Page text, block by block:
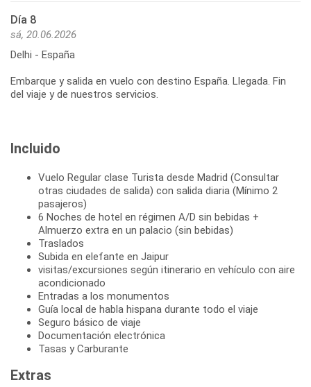
Día 8
sá, 20.06.2026
Delhi - España
Embarque y salida en vuelo con destino España. Llegada. Fin
del viaje y de nuestros servicios.
Incluido
Vuelo Regular clase Turista desde Madrid (Consultar
otras ciudades de salida) con salida diaria (Mínimo 2
pasajeros)
6 Noches de hotel en régimen A/D sin bebidas +
Almuerzo extra en un palacio (sin bebidas)
Traslados
Subida en elefante en Jaipur
visitas/excursiones según itinerario en vehículo con aire
acondicionado
Entradas a los monumentos
Guía local de habla hispana durante todo el viaje
Seguro básico de viaje
Documentación electrónica
Tasas y Carburante
Extras